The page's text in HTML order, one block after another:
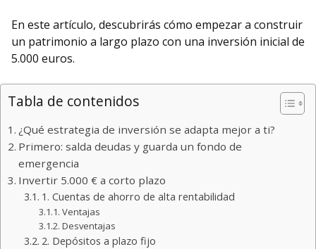
En este artículo, descubrirás cómo empezar a construir
un patrimonio a largo plazo con una inversión inicial de
5.000 euros.
Tabla de contenidos
¿Qué estrategia de inversión se adapta mejor a ti?
Primero: salda deudas y guarda un fondo de
emergencia
Invertir 5.000 € a corto plazo
1. Cuentas de ahorro de alta rentabilidad
Ventajas
Desventajas
2. Depósitos a plazo fijo